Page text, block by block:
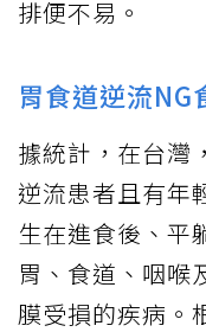
排便不易。
胃食道逆流NG
據統計，在台灣
逆流患者且有年
生在進食後、平
胃、食道、咽喉
膜受損的疾病。